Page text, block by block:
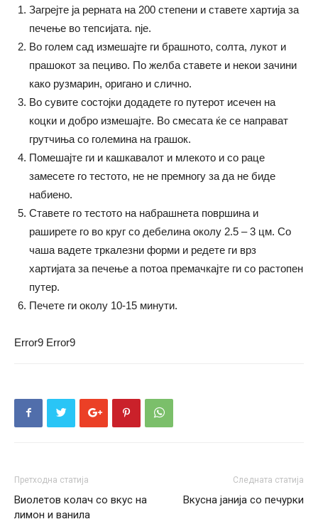
Загрејте ја рерната на 200 степени и ставете хартија за
печење во тепсијата. nje.
Во голем сад измешајте ги брашното, солта, лукот и
прашокот за пециво. По желба ставете и некои зачини
како рузмарин, оригано и слично.
Во сувите состојки додадете го путерот исечен на
коцки и добро измешајте. Во смесата ќе се направат
грутчиња со големина на грашок.
Помешајте ги и кашкавалот и млекото и со раце
замесете го тестото, не не премногу за да не биде
набиено.
Ставете го тестото на набрашнета површина и
раширете го во круг со дебелина околу 2.5 – 3 цм. Со
чаша вадете тркалезни форми и редете ги врз
хартијата за печење а потоа премачкајте ги со растопен
путер.
Печете ги околу 10-15 минути.
Error9 Error9
Претходна статија
Виолетов колач со вкус на
лимон и ванила
Следната статија
Вкусна јанија со печурки